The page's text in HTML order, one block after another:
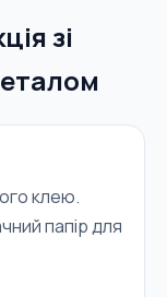
зі
клею.
папір для